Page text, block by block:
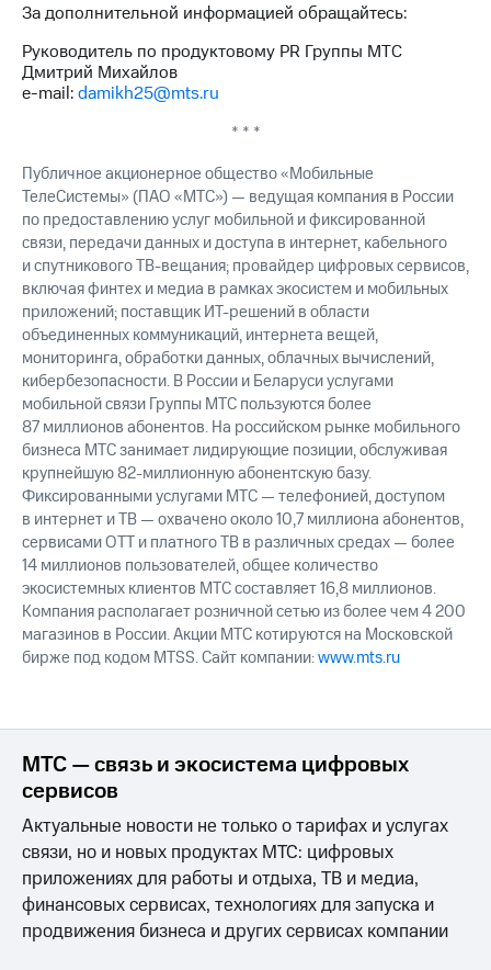
За дополнительной информацией обращайтесь:
Руководитель по продуктовому PR Группы МТС
Дмитрий Михайлов
e-mail:damikh25@mts.ru
* * *
Публичное акционерное общество «Мобильные
ТелеСистемы» (ПАО «МТС») — ведущая компания в России
по предоставлению услуг мобильной и фиксированной
связи, передачи данных и доступа в интернет, кабельного
и спутникового ТВ-вещания; провайдер цифровых сервисов,
включая финтех и медиа в рамках экосистем и мобильных
приложений; поставщик ИТ-решений в области
объединенных коммуникаций, интернета вещей,
мониторинга, обработки данных, облачных вычислений,
кибербезопасности. В России и Беларуси услугами
мобильной связи Группы МТС пользуются более
87 миллионов абонентов. На российском рынке мобильного
бизнеса МТС занимает лидирующие позиции, обслуживая
крупнейшую 82-миллионную абонентскую базу.
Фиксированными услугами МТС — телефонией, доступом
в интернет и ТВ — охвачено около 10,7 миллиона абонентов,
сервисами OTT и платного ТВ в различных средах — более
14 миллионов пользователей, общее количество
экосистемных клиентов МТС составляет 16,8 миллионов.
Компания располагает розничной сетью из более чем 4 200
магазинов в России. Акции МТС котируются на Московской
бирже под кодом MTSS. Сайт компании:www.mts.ru
МТС — связь и экосистема цифровых
сервисов
Актуальные новости не только о тарифах и услугах
связи, но и новых продуктах МТС: цифровых
приложениях для работы и отдыха, ТВ и медиа,
финансовых сервисах, технологиях для запуска и
продвижения бизнеса и других сервисах компании